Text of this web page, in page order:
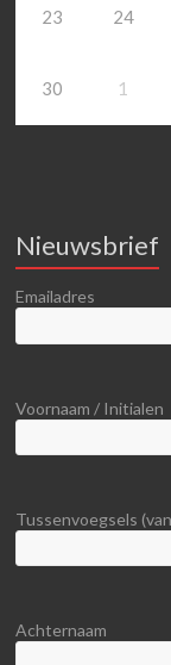
23 24
30 1
Nieuwsbrief
Emailadres
Voornaam / Initialen
Tussenvoegsels
Achternaam